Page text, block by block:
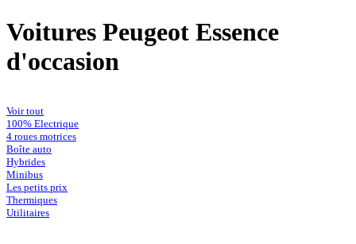
Voitures Peugeot Essence
d'occasion
Voir tout
100% Electrique
4 roues motrices
Boîte auto
Hybrides
Minibus
Les petits prix
Thermiques
Utilitaires